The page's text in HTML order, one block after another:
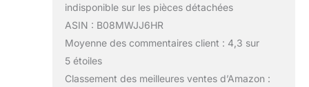
indisponible sur les pièces détachées
ASIN : B08MWJJ6HR
Moyenne des commentaires client : 4,3 sur
5 étoiles
Classement des meilleures ventes d’Amazon :